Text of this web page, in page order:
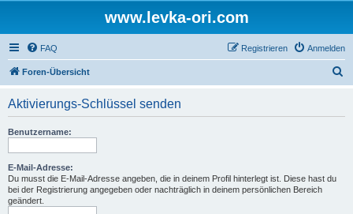
www.levka-ori.com
FAQ Anmelden
Registrieren
Foren-Übersicht
Aktivierungs-Schlüssel senden
Benutzername:
E-Mail-Adresse:
Du musst die E-Mail-Adresse angeben, die in deinem Profil hinterlegt ist. Diese hast du
bei der Registrierung angegeben oder nachträglich in deinem persönlichen Bereich
geändert.